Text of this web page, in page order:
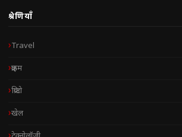
श्रेणियाँ
Travel
क्राइम
क्रिप्टो
खेल